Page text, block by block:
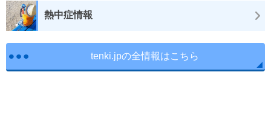
熱中症情報
tenki.jpの全情報はこちら